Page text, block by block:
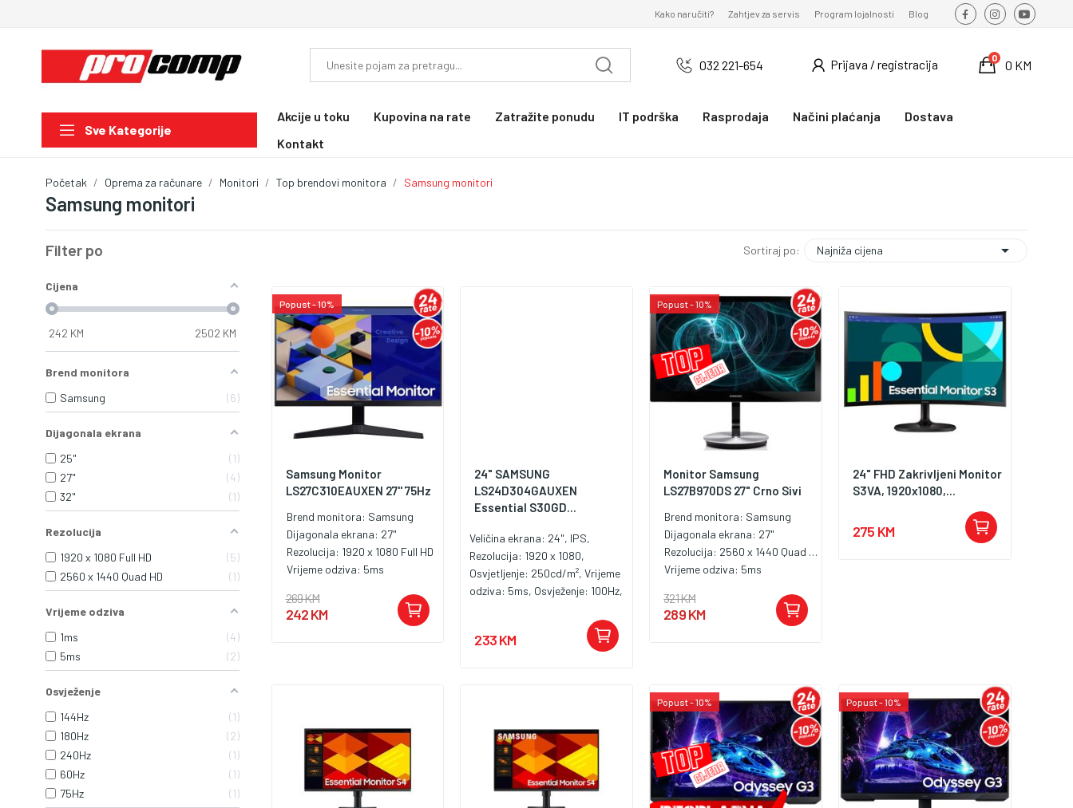
Kako naručiti? Zahtjev za servis Program lojalnosti Blog
032 221-654 Prijava / registracija 0 KM
0
Sve Kategorije
Akcije u toku Kupovina na rate Zatražite ponudu IT podrška Rasprodaja Načini plaćanja
Dostava
Kontakt
Samsung monitori
Početak Oprema za računare Monitori Top brendovi monitora Samsung monitori
Filter po
Cijena
242 KM 2502 KM
Brend monitora
Samsung
6
Dijagonala ekrana
25"
1
27"
4
32"
1
Rezolucija
1920 x 1080 Full HD
5
2560 x 1440 Quad HD
1
Vrijeme odziva
1ms
4
5ms
2
Osvježenje
144Hz
1
180Hz
2
240Hz
1
60Hz
1
75Hz
1
Sortiraj po: Najniža cijena 
Popust - 10%
Samsung Monitor
LS27C310EAUXEN 27'' 75Hz
Brend monitora: Samsung
Dijagonala ekrana: 27"
Rezolucija: 1920 x 1080 Full HD
Vrijeme odziva: 5ms
269 KM
242 KM
24" SAMSUNG
LS24D304GAUXEN
Essential S30GD...
Veličina ekrana: 24", IPS,
Rezolucija: 1920 x 1080,
Osvjetljenje: 250cd/m², Vrijeme
odziva: 5ms, Osvježenje: 100Hz,
HDMI 1.4, D-Sub, Speaker: No
233 KM
Popust - 10%
Monitor Samsung
LS27B970DS 27" Crno Sivi
Brend monitora: Samsung
Dijagonala ekrana: 27"
Rezolucija: 2560 x 1440 Quad HD
Vrijeme odziva: 5ms
321 KM
289 KM
24" FHD Zakrivljeni Monitor
S3VA, 1920x1080,...
275 KM
Popust - 10% Popust - 10%